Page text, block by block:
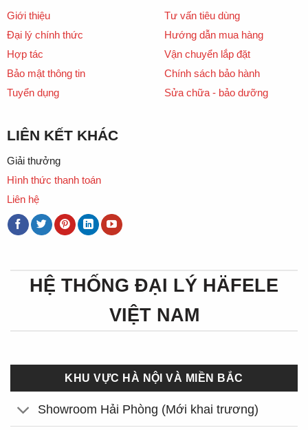
Giới thiệu
Đại lý chính thức
Hợp tác
Bảo mật thông tin
Tuyển dụng
Tư vấn tiêu dùng
Hướng dẫn mua hàng
Vận chuyển lắp đặt
Chính sách bảo hành
Sửa chữa - bảo dưỡng
LIÊN KẾT KHÁC
Giải thưởng
Hình thức thanh toán
Liên hệ
HỆ THỐNG ĐẠI LÝ HÄFELE
VIỆT NAM
KHU VỰC HÀ NỘI VÀ MIỀN BẮC
Showroom Hải Phòng (Mới khai trương)